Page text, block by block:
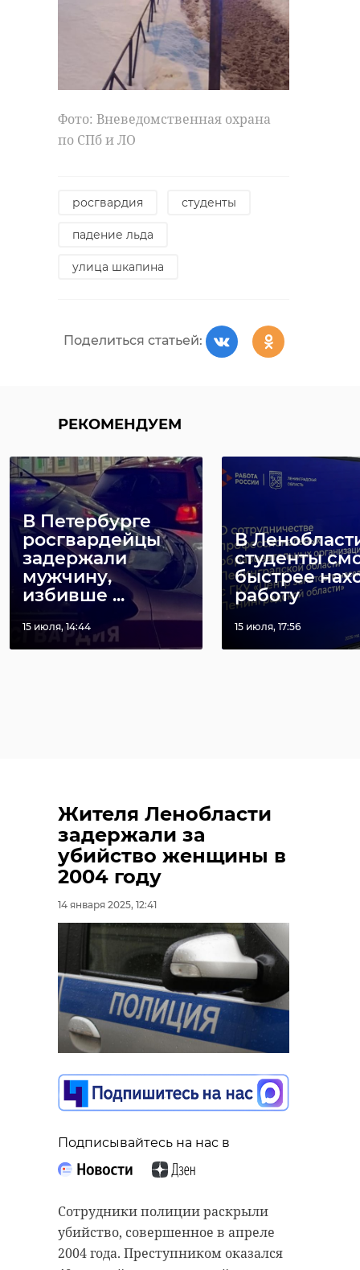
Фото: Вневедомственная охрана
по СПб и ЛО
росгвардия студенты
падение льда
улица шкапина
Поделиться статьей:
РЕКОМЕНДУЕМ
В Петербурге
росгвардейцы
задержали
мужчину,
избивше ...
15 июля, 14:44
В
студенты
быстрее
работу
15 июля, 17:56
Жителя Ленобласти
задержали за
убийство женщины в
2004 году
14 января 2025, 12:41
Подписывайтесь на нас в
Сотрудники полиции раскрыли
убийство, совершенное в апреле
2004 года. Преступником оказался